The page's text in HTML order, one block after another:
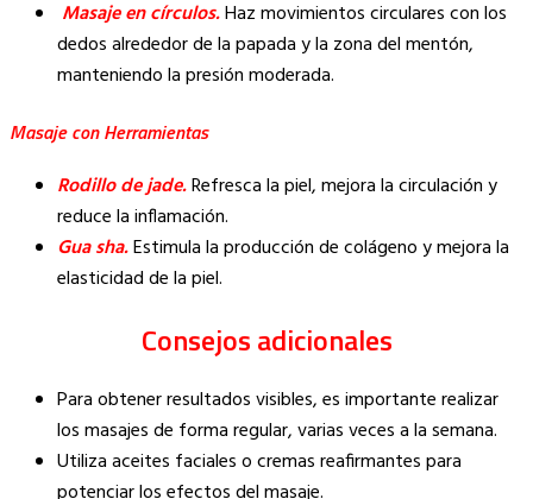
Masaje en círculos.Haz movimientos circulares con los
dedos alrededor de la papada y la zona del mentón,
manteniendo la presión moderada.
Masaje con Herramientas
Rodillo de jade.Refresca la piel, mejora la circulación y
reduce la inflamación.
Gua sha.Estimula la producción de colágeno y mejora la
elasticidad de la piel.
Consejos adicionales
Para obtener resultados visibles, es importante realizar
los masajes de forma regular, varias veces a la semana.
Utiliza aceites faciales o cremas reafirmantes para
potenciar los efectos del masaje.